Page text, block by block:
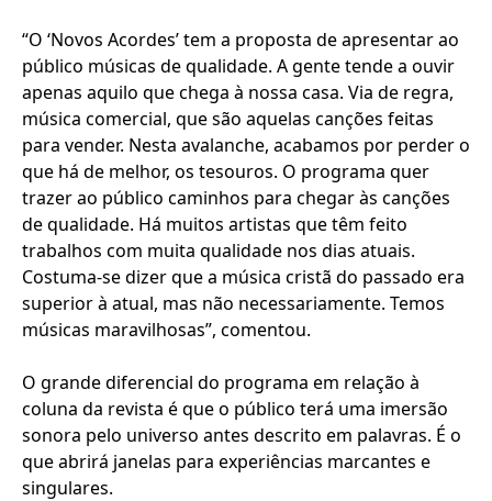
“O ‘Novos Acordes’ tem a proposta de apresentar ao
público músicas de qualidade. A gente tende a ouvir
apenas aquilo que chega à nossa casa. Via de regra,
música comercial, que são aquelas canções feitas
para vender. Nesta avalanche, acabamos por perder o
que há de melhor, os tesouros. O programa quer
trazer ao público caminhos para chegar às canções
de qualidade. Há muitos artistas que têm feito
trabalhos com muita qualidade nos dias atuais.
Costuma-se dizer que a música cristã do passado era
superior à atual, mas não necessariamente. Temos
músicas maravilhosas”, comentou.
O grande diferencial do programa em relação à
coluna da revista é que o público terá uma imersão
sonora pelo universo antes descrito em palavras. É o
que abrirá janelas para experiências marcantes e
singulares.